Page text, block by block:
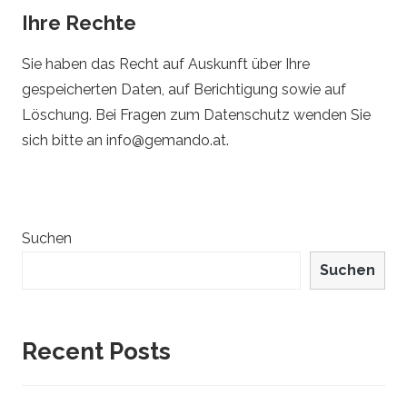
o
Ihre Rechte
Sie haben das Recht auf Auskunft über Ihre
gespeicherten Daten, auf Berichtigung sowie auf
Löschung. Bei Fragen zum Datenschutz wenden Sie
sich bitte an info@gemando.at.
Suchen
Suchen
Recent Posts